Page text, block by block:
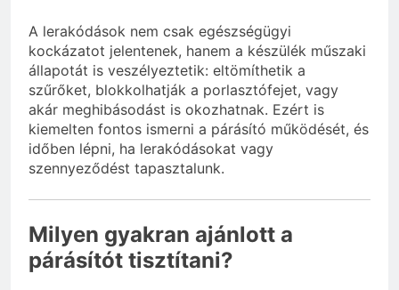
A lerakódások nem csak egészségügyi
kockázatot jelentenek, hanem a készülék műszaki
állapotát is veszélyeztetik: eltömíthetik a
szűrőket, blokkolhatják a porlasztófejet, vagy
akár meghibásodást is okozhatnak. Ezért is
kiemelten fontos ismerni a párásító működését, és
időben lépni, ha lerakódásokat vagy
szennyeződést tapasztalunk.
Milyen gyakran ajánlott a
párásítót tisztítani?